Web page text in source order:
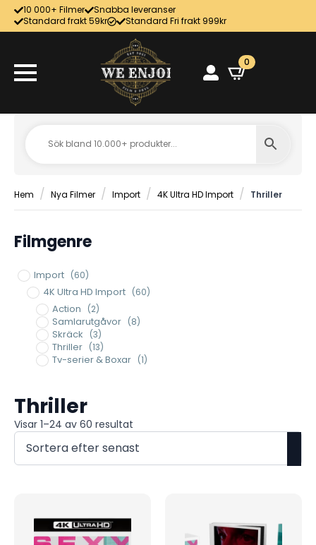
10 000+ Filmer
Snabba leveranser
Standard frakt 59kr
Standard Fri frakt 999kr
0
Hem Nya Filmer Import 4K Ultra HD Import Thriller
Filmgenre
Import (60)
4K Ultra HD Import (60)
Action (2)
Samlarutgåvor (8)
Skräck (3)
Thriller (13)
Tv-serier & Boxar (1)
Thriller
Visar 1–24 av 60 resultat
efter
senaste